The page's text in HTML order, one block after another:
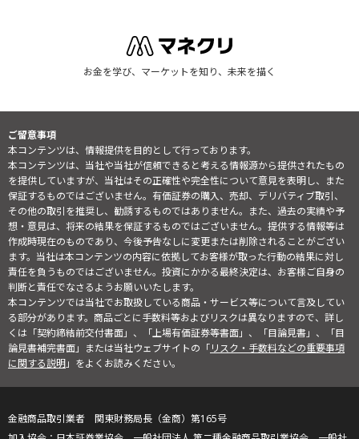
お金を学び、マーケットを知り、未来を描く
ご留意事項
本コンテンツは、情報提供を目的として行っております。
本コンテンツは、当社や当社が信頼できると考える情報源から提供されたもの
を提供していますが、当社はその正確性や完全性について意見を表明し、また
保証するものではございません。有価証券の購入、売却、デリバティブ取引、
その他の取引を推奨し、勧誘するものではありません。また、過去の実績や予
想・意見は、将来の結果を保証するものではございません。提供する情報等は
作成時現在のものであり、今後予告なしに変更または削除されることがござい
ます。当社は本コンテンツの内容に依拠してお客様が取った行動の結果に対し
責任を負うものではございません。投資にかかる最終決定は、お客様ご自身の
判断と責任でなさるようお願いいたします。
本コンテンツでは当社でお取扱している商品・サービス等について言及してい
る部分があります。商品ごとに手数料等およびリスクは異なりますので、詳し
くは「契約締結前交付書面」、「上場有価証券等書面」、「目論見書」、「目
論見書補完書面」または当社ウェブサイトの「リスク・手数料などの重要事項
に関する説明」をよくお読みください。
金融商品取引業者 関東財務局長（金商）第165号